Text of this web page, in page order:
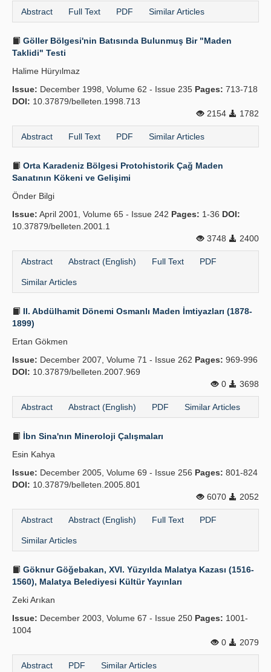
Abstract Full Text PDF Similar Articles
Göller Bölgesi'nin Batısında Bulunmuş Bir "Maden
Taklidi" Testi
Halime Hüryılmaz
Issue: December 1998, Volume 62 - Issue 235 Pages: 713-718
DOI: 10.37879/belleten.1998.713
2154
1782
Abstract Full Text PDF Similar Articles
Orta Karadeniz Bölgesi Protohistorik Çağ Maden
Sanatının Kökeni ve Gelişimi
Önder Bilgi
Issue: April 2001, Volume 65 - Issue 242 Pages: 1-36 DOI:
10.37879/belleten.2001.1
3748
2400
Abstract Abstract (English) Full Text PDF
Similar Articles
II. Abdülhamit Dönemi Osmanlı Maden İmtiyazları (1878-
1899)
Ertan Gökmen
Issue: December 2007, Volume 71 - Issue 262 Pages: 969-996
DOI: 10.37879/belleten.2007.969
0
3698
Abstract Abstract (English) PDF Similar Articles
İbn Sina'nın Mineroloji Çalışmaları
Esin Kahya
Issue: December 2005, Volume 69 - Issue 256 Pages: 801-824
DOI: 10.37879/belleten.2005.801
6070
2052
Abstract Abstract (English) Full Text PDF
Similar Articles
Göknur Göğebakan, XVI. Yüzyılda Malatya Kazası (1516-
1560), Malatya Belediyesi Kültür Yayınları
Zeki Arıkan
Issue: December 2003, Volume 67 - Issue 250 Pages: 1001-
1004
0
2079
Abstract PDF Similar Articles